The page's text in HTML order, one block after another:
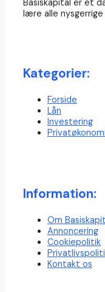
Basiskapital er et
lære alle
Kategorier:
Forside
Lån
Investering
Privatøkonomi
Information:
Om
Annoncering
Cookiepolitik
Kontakt os